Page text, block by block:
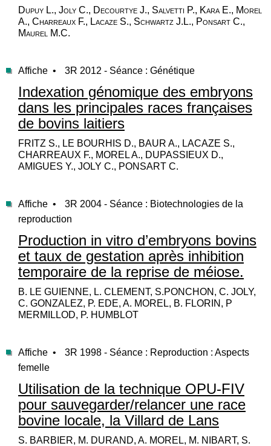
Dupuy L., Joly C., Decourtye J., Salvetti P., Kara E., Morel
A., Charreaux F., Lacaze S., Schwartz J.L., Ponsart C.,
Maurel M.C.
Affiche • 3R 2012 - Séance : Génétique
Indexation génomique des embryons
dans les principales races françaises
de bovins laitiers
FRITZ S., LE BOURHIS D., BAUR A., LACAZE S.,
CHARREAUX F., MOREL A., DUPASSIEUX D.,
AMIGUES Y., JOLY C., PONSART C.
Affiche •
3R 2004 - Séance : Biotechnologies de la
reproduction
Production in vitro d’embryons bovins
et taux de gestation après inhibition
temporaire de la reprise de méiose.
B. LE GUIENNE, L. CLEMENT, S.PONCHON, C. JOLY,
C. GONZALEZ, P. EDE, A. MOREL, B. FLORIN, P
MERMILLOD, P. HUMBLOT
Affiche •
3R 1998 - Séance : Reproduction : Aspects
femelle
Utilisation de la technique OPU-FIV
pour sauvegarder/relancer une race
bovine locale, la Villard de Lans
S. BARBIER, M. DURAND, A. MOREL, M. NIBART, S.